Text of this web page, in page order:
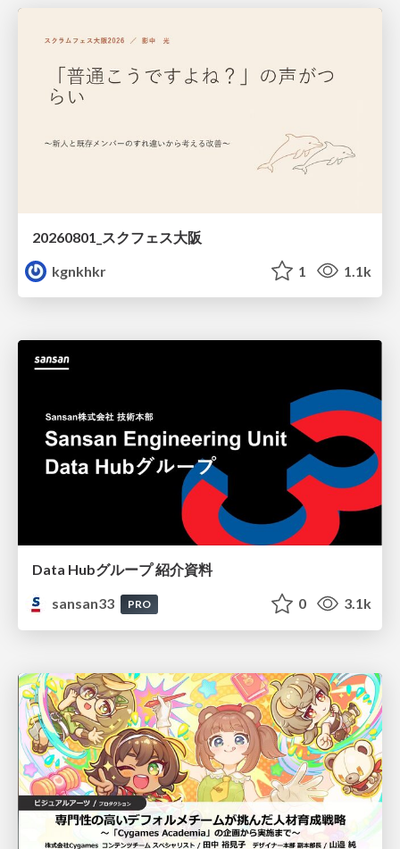
20260801_スクフェス大阪
kgnkhkr
1 1.1k
Data Hubグループ 紹介資料
sansan33
PRO 0 3.1k